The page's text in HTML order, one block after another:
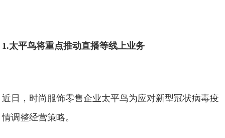
1.太平鸟将重点推动直播等线上业务
近日，时尚服饰零售企业太平鸟为应对新型冠状病毒疫
情调整经营策略。